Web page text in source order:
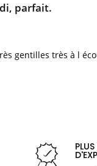
parfait.
gentilles très à l